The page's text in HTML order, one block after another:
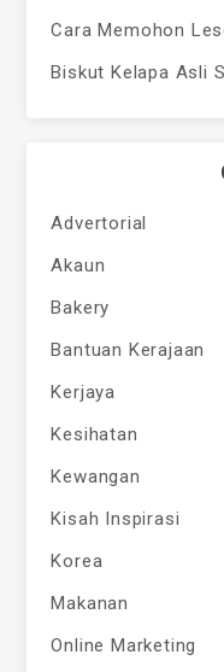
Cara Memohon
Biskut Kelapa Asli
Advertorial
Akaun
Bakery
Bantuan Kerajaan
Kerjaya
Kesihatan
Kewangan
Kisah Inspirasi
Korea
Makanan
Online Marketing